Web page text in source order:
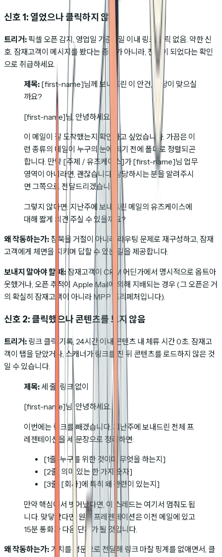
신호 1: 열었으나 클릭하지 않음
트리거: 픽셀 오픈 감지, 영업일 기준 5일 이내 링크 클릭 없음. 약한 신
호. 잠재고객이 메시지를 봤다는 증거가 아니라, 전송이 되었다는 확인
으로 취급하세요.
제목: [first-name]님께 보내드린 이 안건, 담당이 맞으실
까요?
[first-name]님, 안녕하세요.
이 메일이 잘 도착했는지 확인하고 싶었습니다. 가끔은 이
런 종류의 메일이 누구의 눈에 띄기 전에 폴더로 정렬되곤
합니다. 만약 [주제 / 유즈케이스]가 [first-name]님 업무
영역이 아니라면, 괜찮습니다. 담당하시는 분을 알려주시
면 그쪽으로 전달드리겠습니다.
그렇지 않다면: 지난주에 보내드린 메일의 유즈케이스에
대해 짧게 의견 주실 수 있을까요?
왜 작동하는가: 침묵을 거절이 아니라 라우팅 문제로 재구성하고, 잠재
고객에게 체면을 지키며 답할 수 있는 길을 제공합니다.
보내지 말아야 할 때: 잠재고객이 CRM 어딘가에서 명시적으로 옵트아
웃했거나, 오픈 추적이 Apple Mail에 의해 지배되는 경우 (그 오픈은 거
의 확실히 잠재고객이 아니라 MPP 프리페처입니다).
신호 2: 클릭했으나 콘텐츠를 보지 않음
트리거: 링크 클릭 기록, 24시간 이내 콘텐츠 내 체류 시간 0초. 잠재고
객이 탭을 닫았거나, 스캐너가 링크를 친 뒤 콘텐츠를 로드하지 않은 것
일 수 있습니다.
제목: 세 줄, 링크 없이
[first-name]님, 안녕하세요.
이번에는 링크를 빼겠습니다. 지난주에 보내드린 전체 프
레젠테이션을 세 문장으로 정리하면:
[1줄: 누구를 위한 것이며 무엇을 하는지]
[2줄: 의미 있는 한 가지 숫자]
[3줄: [회사]에 특히 왜 관련이 있는지]
만약 핵심에서 벗어났다면, 이 스레드는 여기서 멈춰도 됩
니다. 맞닿았다면, 원본 프레젠테이션은 이전 메일에 있고
15분 통화가 다음 단계가 될 것입니다.
왜 작동하는가: 가치를 평문으로 전달해 링크 마찰 핑계를 없애면서, 클